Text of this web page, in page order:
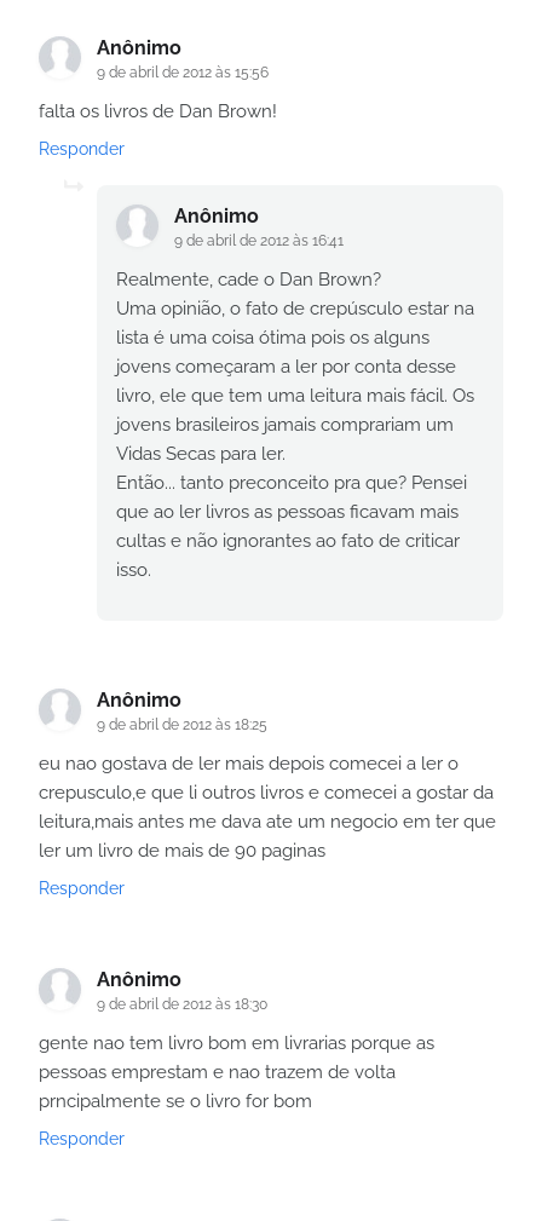
Anônimo
9 de abril de 2012 às 15:56
falta os livros de Dan Brown!
Responder
Anônimo
9 de abril de 2012 às 16:41
Realmente, cade o Dan Brown?
Uma opinião, o fato de crepúsculo estar na
lista é uma coisa ótima pois os alguns
jovens começaram a ler por conta desse
livro, ele que tem uma leitura mais fácil. Os
jovens brasileiros jamais comprariam um
Vidas Secas para ler.
Então... tanto preconceito pra que? Pensei
que ao ler livros as pessoas ficavam mais
cultas e não ignorantes ao fato de criticar
isso.
Anônimo
9 de abril de 2012 às 18:25
eu nao gostava de ler mais depois comecei a ler o
crepusculo,e que li outros livros e comecei a gostar da
leitura,mais antes me dava ate um negocio em ter que
ler um livro de mais de 90 paginas
Responder
Anônimo
9 de abril de 2012 às 18:30
gente nao tem livro bom em livrarias porque as
pessoas emprestam e nao trazem de volta
prncipalmente se o livro for bom
Responder